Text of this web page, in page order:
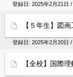
登録日: 2025年2月21日 /
【５年生】図
登録日: 2025年2月20日 /
【全校】国際